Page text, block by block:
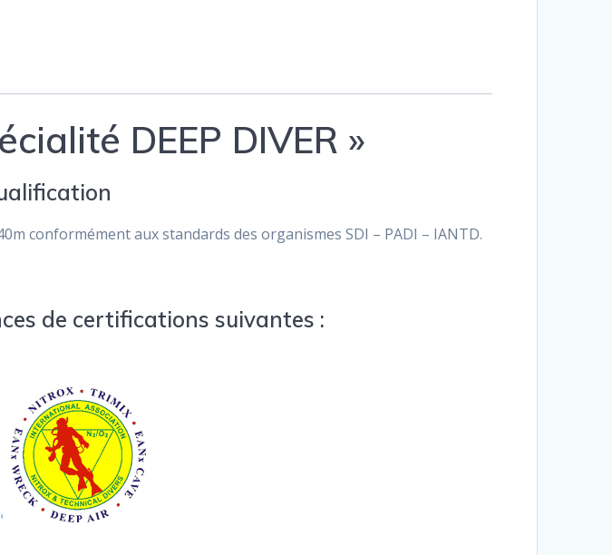
DEEP DIVER »
conformément aux standards des organismes SDI – PADI – IANTD.
de certifications suivantes :